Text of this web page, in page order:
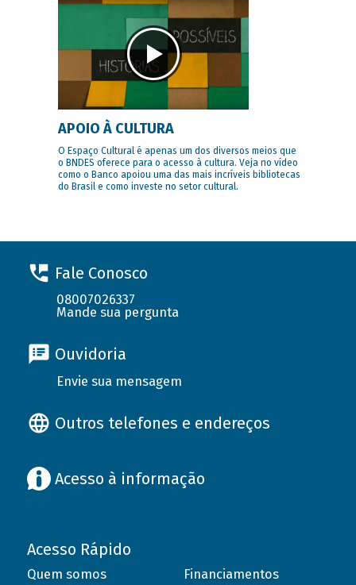
APOIO À CULTURA
O Espaço Cultural é apenas um dos diversos meios que
o BNDES oferece para o acesso à cultura. Veja no vídeo
como o Banco apoiou uma das mais incríveis bibliotecas
do Brasil e como investe no setor cultural.
Fale Conosco
08007026337
Mande sua pergunta
Ouvidoria
Envie sua mensagem
Outros telefones e endereços
Acesso à informação
Acesso Rápido
Quem somos
Financiamentos